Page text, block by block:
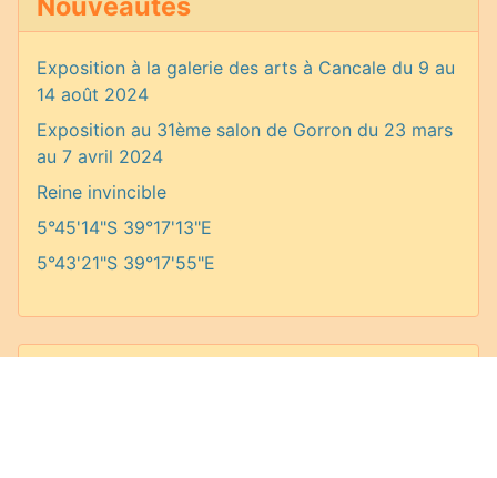
Exposition à la galerie des arts à Cancale du 9 au
14 août 2024
Exposition au 31ème salon de Gorron du 23 mars
au 7 avril 2024
Reine invincible
5°45'14"S 39°17'13"E
5°43'21"S 39°17'55"E